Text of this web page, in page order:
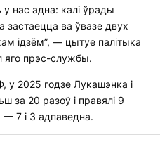
нас адна: калі ўрады
застаецца ва ўвазе двух
ідзём”, — цытуе палітыка
яго прэс-службы.
у 2025 годзе Лукашэнка і
за 20 разоў і правялі 9
— 7 і 3 адпаведна.